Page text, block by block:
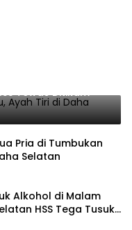
dan Ibu, Ayah
Tewas Ditikam
Pria di Tumbukan
Selatan
Alkohol di Malam
HSS Tega Tusuk